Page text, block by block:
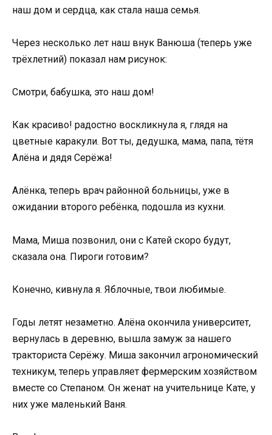
наш дом и сердца, как стала наша семья.
Через несколько лет наш внук Ванюша (теперь уже
трёхлетний) показал нам рисунок:
Смотри, бабушка, это наш дом!
Как красиво! радостно воскликнула я, глядя на
цветные каракули. Вот ты, дедушка, мама, папа, тётя
Алёна и дядя Серёжа!
Алёнка, теперь врач районной больницы, уже в
ожидании второго ребёнка, подошла из кухни.
Мама, Миша позвонил, они с Катей скоро будут,
сказала она. Пироги готовим?
Конечно, кивнула я. Яблочные, твои любимые.
Годы летят незаметно. Алёна окончила университет,
вернулась в деревню, вышла замуж за нашего
тракториста Серёжу. Миша закончил агрономический
техникум, теперь управляет фермерским хозяйством
вместе со Степаном. Он женат на учительнице Кате, у
них уже маленький Ваня.